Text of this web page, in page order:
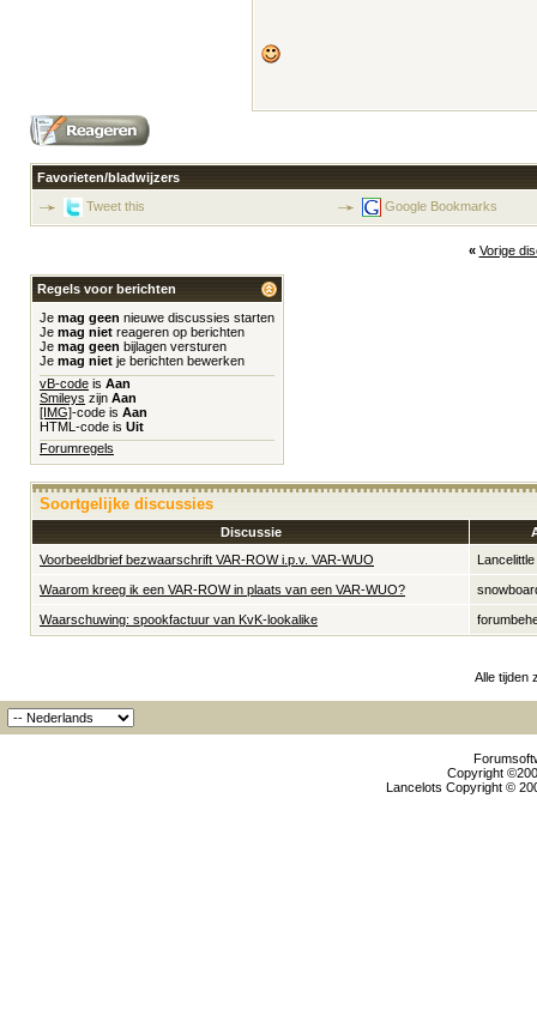
Favorieten/bladwijzers
Tweet this
Google Bookmarks
« Vorige
Regels voor berichten
Je mag geen nieuwe discussies starten
Je mag niet reageren op berichten
Je mag geen bijlagen versturen
Je mag niet je berichten bewerken
vB-code is Aan
Smileys zijn Aan
[IMG]-code is Aan
HTML-code is Uit
Forumregels
Soortgelijke discussies
Discussie
Voorbeeldbrief bezwaarschrift VAR-ROW i.p.v. VAR-WUO
Lancelittle
Waarom kreeg ik een VAR-ROW in plaats van een VAR-WUO?
Waarschuwing: spookfactuur van KvK-lookalike
Alle tijden
Copyright
Lancelots Copyright ©